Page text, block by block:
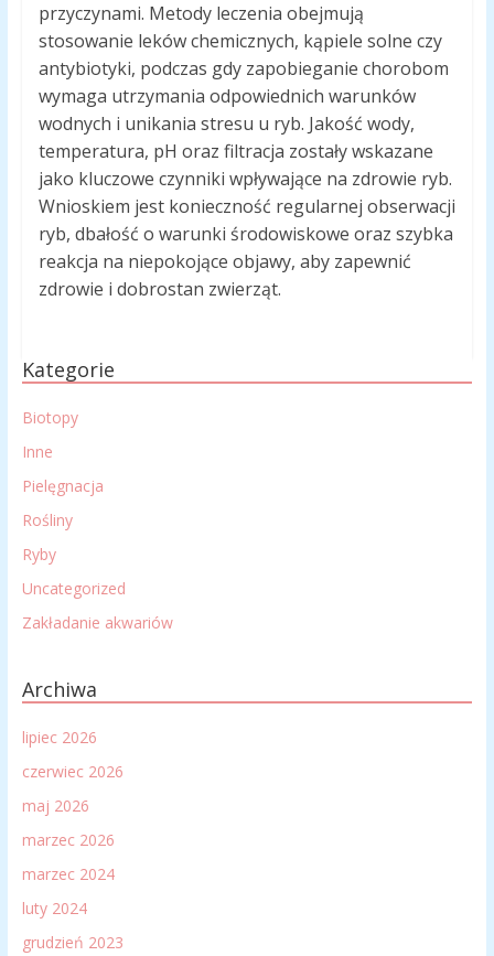
przyczynami. Metody leczenia obejmują
stosowanie leków chemicznych, kąpiele solne czy
antybiotyki, podczas gdy zapobieganie chorobom
wymaga utrzymania odpowiednich warunków
wodnych i unikania stresu u ryb. Jakość wody,
temperatura, pH oraz filtracja zostały wskazane
jako kluczowe czynniki wpływające na zdrowie ryb.
Wnioskiem jest konieczność regularnej obserwacji
ryb, dbałość o warunki środowiskowe oraz szybka
reakcja na niepokojące objawy, aby zapewnić
zdrowie i dobrostan zwierząt.
Kategorie
Biotopy
Inne
Pielęgnacja
Rośliny
Ryby
Uncategorized
Zakładanie akwariów
Archiwa
lipiec 2026
czerwiec 2026
maj 2026
marzec 2026
marzec 2024
luty 2024
grudzień 2023